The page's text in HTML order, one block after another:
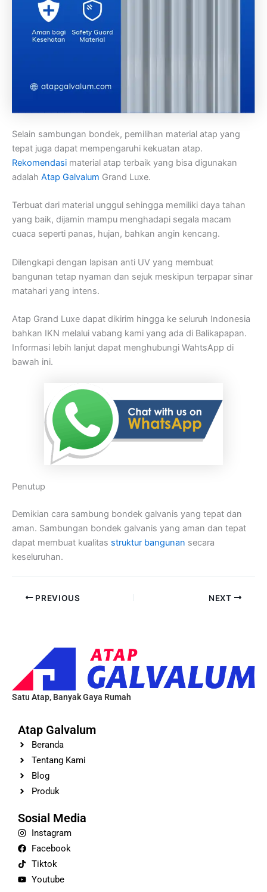
Selain sambungan bondek, pemilihan material atap yang
tepat juga dapat mempengaruhi kekuatan atap.
Rekomendasi material atap terbaik yang bisa digunakan
adalah Atap Galvalum Grand Luxe.
Terbuat dari material unggul sehingga memiliki daya tahan
yang baik, dijamin mampu menghadapi segala macam
cuaca seperti panas, hujan, bahkan angin kencang.
Dilengkapi dengan lapisan anti UV yang membuat
bangunan tetap nyaman dan sejuk meskipun terpapar sinar
matahari yang intens.
Atap Grand Luxe dapat dikirim hingga ke seluruh Indonesia
bahkan IKN melalui vabang kami yang ada di Balikapapan.
Informasi lebih lanjut dapat menghubungi WahtsApp di
bawah ini.
Penutup
Demikian cara sambung bondek galvanis yang tepat dan
aman. Sambungan bondek galvanis yang aman dan tepat
dapat membuat kualitas struktur bangunan secara
keseluruhan.
PREVIOUS NEXT
Satu Atap, Banyak Gaya Rumah
Atap Galvalum
Beranda
Tentang Kami
Blog
Produk
Sosial Media
Instagram
Facebook
Tiktok
Youtube